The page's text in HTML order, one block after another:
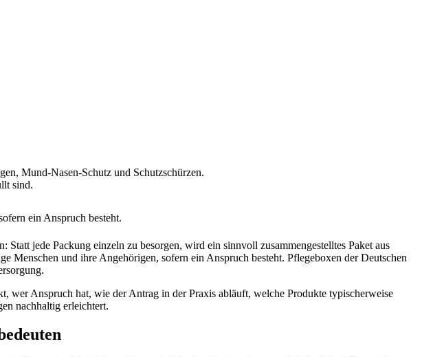
Mund-Nasen-Schutz und Schutzschürzen.
sind.
ein Anspruch besteht.
Statt jede Packung einzeln zu besorgen, wird ein sinnvoll zusammengestelltes Paket aus
und ihre Angehörigen, sofern ein Anspruch besteht. Pflegeboxen der Deutschen
Anspruch hat, wie der Antrag in der Praxis abläuft, welche Produkte typischerweise
nachhaltig erleichtert.